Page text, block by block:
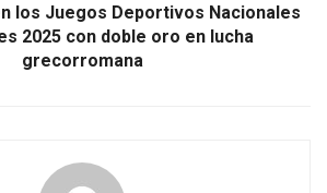
los Juegos Deportivos Nacionales
2025 con doble oro en lucha
grecorromana